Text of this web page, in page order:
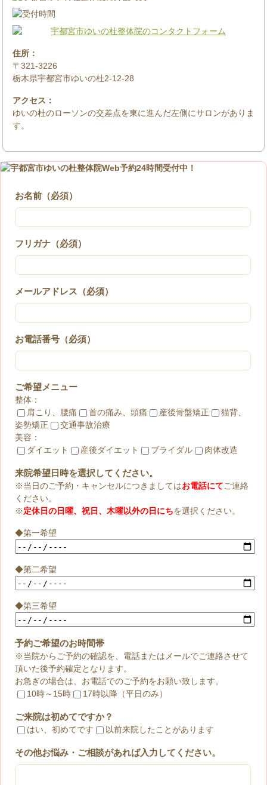
住所：
〒321-3226
栃木県宇都宮市ゆいの杜2-12-28
アクセス：
ゆいの杜のローソンの交差点を東に進んだ左側にサロンがありま
す。
お名前（必須）
フリガナ（必須）
メールアドレス（必須）
お電話番号（必須）
ご希望メニュー
整体：
肩こり、腰痛
首の痛み、頭痛 産後骨盤矯正
猫背、
姿勢矯正
交通事故治療
美容：
ダイエット
産後ダイエット ブライダル 肉体改造
来院希望日時を選択してください。
※当日のご予約・キャンセルにつきましてはお電話にてご連絡
ください。
※定休日の日曜、祝日、木曜以外の日にちを選択ください。
◆第一希望
◆第二希望
◆第三希望
予約ご希望のお時間帯
※当院からご予約の確認を、電話またはメールでご連絡させて
頂いた後予約確定となります。
お急ぎの場合は、お電話でのご予約をお願い致します。
10時～15時
17時以降（平日のみ）
ご来院は初めてですか？
はい、初めてです 以前来院したことがあります
その他お悩み・ご相談があれば入力してください。